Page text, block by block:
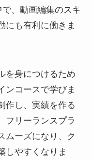
、動画編集のスキ
にも有利に働きま
を身につけるため
ンコースで学びま
作し、実績を作る
フリーランスプラ
ムーズになり、ク
しやすくなりま